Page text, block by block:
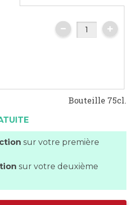
Bouteille 75cl.
sur votre première
sur votre deuxième